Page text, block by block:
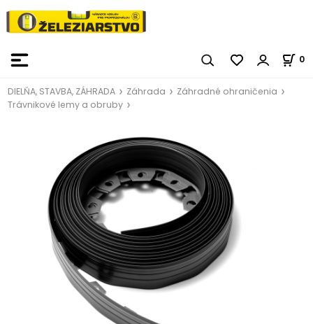
0
DIELŇA, STAVBA, ZÁHRADA Záhrada
Záhradné ohraničenia
Trávnikové lemy a obruby